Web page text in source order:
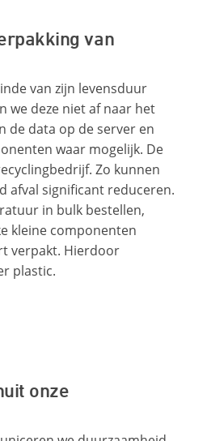
van
van zijn levensduur
we deze niet af naar het
de data op de server en
waar mogelijk. De
Zo kunnen
afval significant reduceren.
in bulk bestellen,
kleine componenten
verpakt. Hierdoor
plastic.
onze